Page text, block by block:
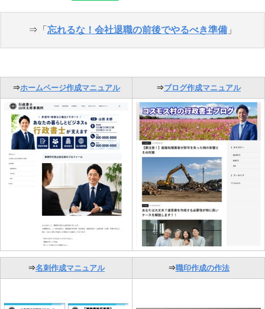
⇒「 忘れるな！会社退職の前後でやるべき準備 」
⇒ホームページ作成マニュアル ⇒ブログ作成マニュアル
⇒名刺作成マニュアル ⇒職印作成の作法